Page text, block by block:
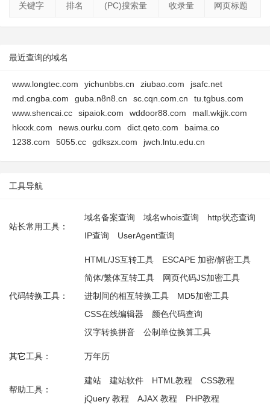
关键字 排名 (PC)搜索量 收录量 网页标题
最近查询的域名
www.longtec.com yichunbbs.cn ziubao.com
jsafc.net
md.cngba.com
guba.n8n8.cn sc.cqn.com.cn
tu.tgbus.com
www.shencai.cc
sipaiok.com wddoor88.com
mall.wkjjk.com
hkxxk.com
news.ourku.com dict.qeto.com
baima.co
1238.com
5055.cc gdkszx.com jwch.lntu.edu.cn
工具导航
站长常用工具：
域名备案查询 域名whois查询
http状态查询
IP查询
UserAgent查询
代码转换工具：
HTML/JS互转工具
ESCAPE 加密/解密工具
简体/繁体互转工具
网页代码JS加密工具
进制间的相互转换工具
MD5加密工具
CSS在线编辑器
颜色代码查询
汉字转换拼音
公制单位换算工具
其它工具： 万年历
帮助工具：
建站 建站软件 HTML教程
CSS教程
jQuery 教程
AJAX 教程 PHP教程